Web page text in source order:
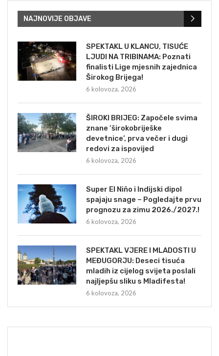
NAJNOVIJE OBJAVE
SPEKTAKL U KLANCU, TISUĆE
LJUDI NA TRIBINAMA: Poznati
finalisti Lige mjesnih zajednica
Širokog Brijega!
6 kolovoza, 2026
ŠIROKI BRIJEG: Započele svima
znane ‘širokobriješke
devetnice’, prva večer i dugi
redovi za ispovijed
6 kolovoza, 2026
Super El Niño i Indijski dipol
spajaju snage – Pogledajte prvu
prognozu za zimu 2026./2027.!
6 kolovoza, 2026
SPEKTAKL VJERE I MLADOSTI U
MEĐUGORJU: Deseci tisuća
mladih iz cijelog svijeta poslali
najljepšu sliku s Mladifesta!
6 kolovoza, 2026